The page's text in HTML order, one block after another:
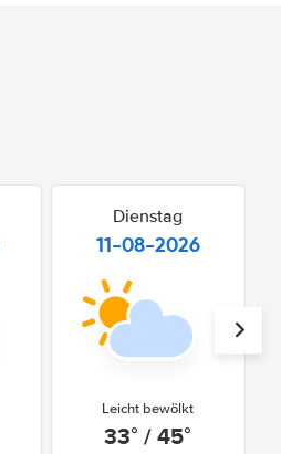
Dienstag
11-08-2026
Leicht bewölkt
33° / 45°